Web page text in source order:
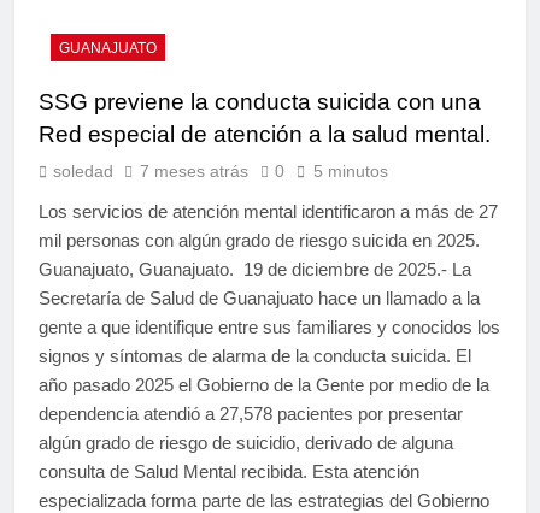
GUANAJUATO
SSG previene la conducta suicida con una
Red especial de atención a la salud mental.
soledad 7 meses atrás 0 5 minutos
Los servicios de atención mental identificaron a más de 27
mil personas con algún grado de riesgo suicida en 2025.
Guanajuato, Guanajuato. 19 de diciembre de 2025.- La
Secretaría de Salud de Guanajuato hace un llamado a la
gente a que identifique entre sus familiares y conocidos los
signos y síntomas de alarma de la conducta suicida. El
año pasado 2025 el Gobierno de la Gente por medio de la
dependencia atendió a 27,578 pacientes por presentar
algún grado de riesgo de suicidio, derivado de alguna
consulta de Salud Mental recibida. Esta atención
especializada forma parte de las estrategias del Gobierno